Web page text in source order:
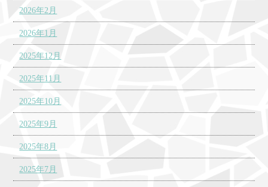
2026年2月
2026年1月
2025年12月
2025年11月
2025年10月
2025年9月
2025年8月
2025年7月